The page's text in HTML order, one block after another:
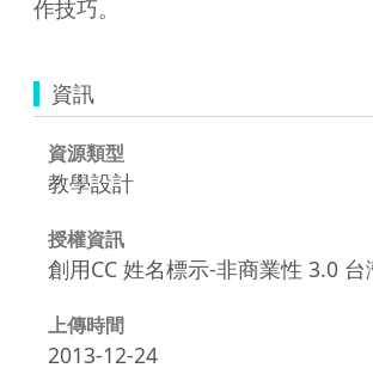
作技巧。
資訊
資源類型
教學設計
授權資訊
創用CC 姓名標示-非商業性 3.0 台
上傳時間
2013-12-24